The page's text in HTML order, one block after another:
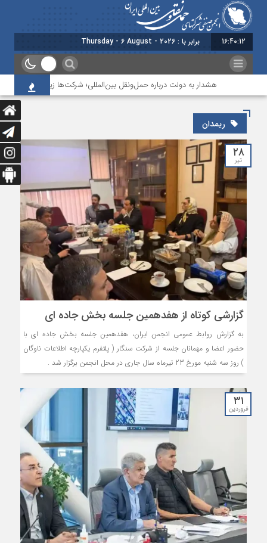
16:40:13 برابر با : Thursday - 6 August - 2026
هشدار به دولت درباره حمل‌ونقل بین‌المللی؛ شرکت‌ها زیر فشار نقدینگی،
ریمدان
۲۸
تیر
گزارشی کوتاه از هفدهمین جلسه بخش جاده ای
به گزارش روابط عمومی انجمن ایران، هفدهمین جلسه بخش جاده ای با
حضور اعضا و مهمانان جلسه از شرکت سنگار ( پلتفرم یکپارچه اطلاعات ناوگان
) روز سه شنبه مورخ 23 تیرماه سال جاری در محل انجمن برگزار شد .
۳۱
فروردین